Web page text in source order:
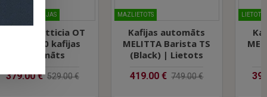
MAZLIETOTS
Kafijas automāts
MELITTA Barista TS
(Black) | Lietots
419.00 €
Kafijas automāts
MELITTA Barista TS
Smart Black
399.00 €
kafijas automātiem pasaulē. Tai pat laikā tajā ir
programma